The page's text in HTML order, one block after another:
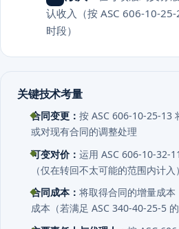
认收入（按 ASC 606-10-
时段）
关键技术考量
合同变更： 按 ASC 606-10-25-13
或对现有合同的调整处理
可变对价： 运用 ASC 606-10-32-
（仅在转回不太可能的范围内计入）
合同成本： 将取得合同的增量成
成本（若满足 ASC 340-40-25-5